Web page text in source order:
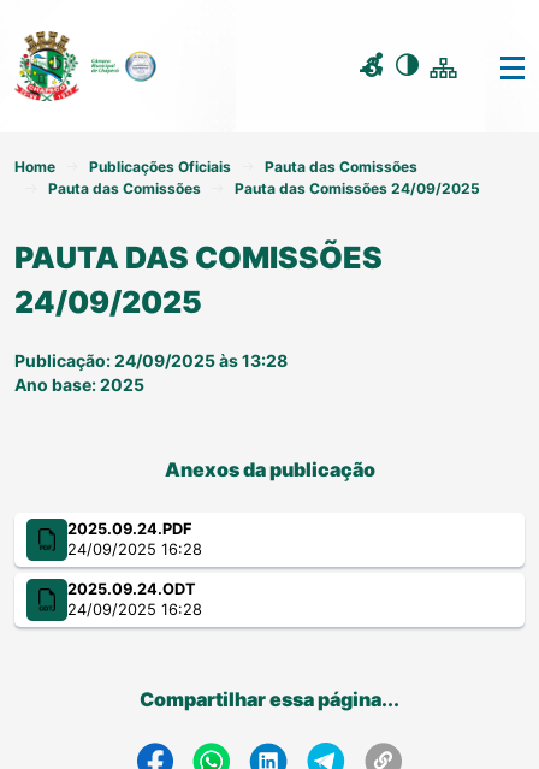
Home Publicações Oficiais
Pauta das Comissões
Pauta das Comissões
Pauta das Comissões 24/09/2025
PAUTA DAS COMISSÕES
24/09/2025
Publicação: 24/09/2025 às 13:28
Ano base: 2025
Anexos da publicação
2025.09.24.PDF
24/09/2025 16:28
2025.09.24.ODT
24/09/2025 16:28
Compartilhar essa página...